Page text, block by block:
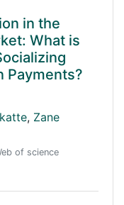
in the
What is
Payments?
, Zane
of science